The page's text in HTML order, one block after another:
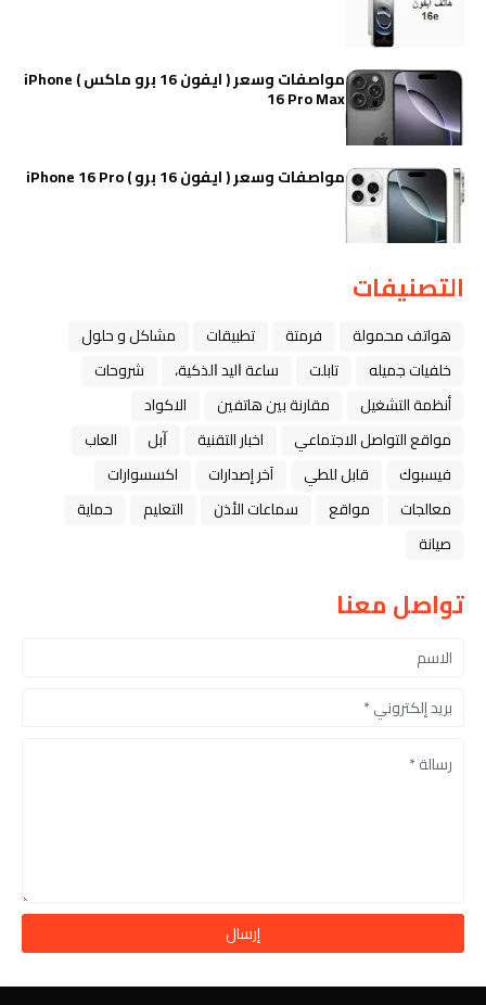
مواصفات وسعر ( ايفون 16 برو ماكس ) iPhone
16 Pro Max
مواصفات وسعر ( ايفون 16 برو ) iPhone 16 Pro
التصنيفات
هواتف محمولة فرمتة تطبيقات
مشاكل و حلول
خلفيات جميله
تابلت ﺳﺎﻋﺔ ﺍﻟﻴﺪ ﺍﻟﺬﻛﻴﺔ،
شروحات
أنظمة التشغيل
مقارنة بين هاتفين
الاكواد
مواقع التواصل الاجتماعي
اخبار التقنية ﺁﺑﻞ
العاب
فيسبوك
قابل للطي آخر إصدارات
اكسسوارات
معالجات
مواقع سماعات الأذن التعليم
حماية
صيانة
تواصل معنا